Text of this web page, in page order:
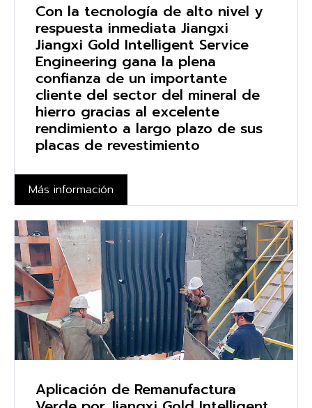
Con la tecnología de alto nivel y
respuesta inmediata Jiangxi
Jiangxi Gold Intelligent Service
Engineering gana la plena
confianza de un importante
cliente del sector del mineral de
hierro gracias al excelente
rendimiento a largo plazo de sus
placas de revestimiento
Más información
Aplicación de Remanufactura